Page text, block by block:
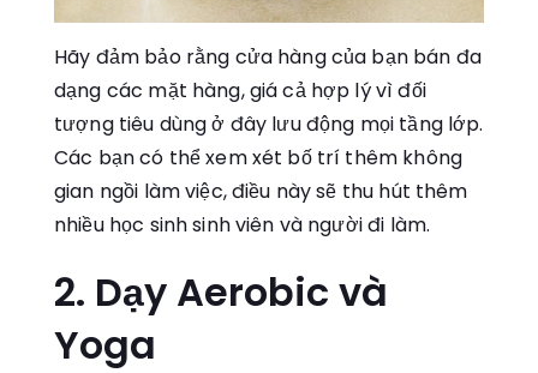
Hãy đảm bảo rằng cửa hàng của bạn bán đa
dạng các mặt hàng, giá cả hợp lý vì đối
tượng tiêu dùng ở đây lưu động mọi tầng lớp.
Các bạn có thể xem xét bố trí thêm không
gian ngồi làm việc, điều này sẽ thu hút thêm
nhiều học sinh sinh viên và người đi làm.
2. Dạy Aerobic và
Yoga